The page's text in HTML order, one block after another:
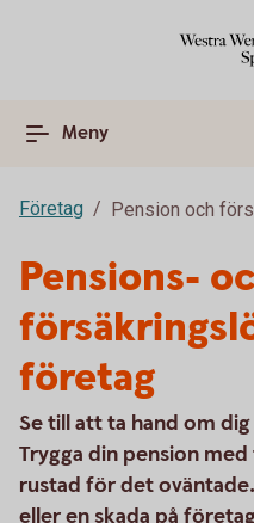
Meny
Företag Pension och
Pensions-
företag
Se till att ta hand om
Trygga din pension
rustad för det
eller en skada på